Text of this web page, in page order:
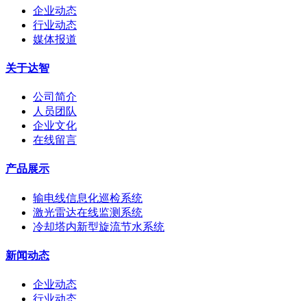
企业动态
行业动态
媒体报道
关于达智
公司简介
人员团队
企业文化
在线留言
产品展示
输电线信息化巡检系统
激光雷达在线监测系统
冷却塔内新型旋流节水系统
新闻动态
企业动态
行业动态